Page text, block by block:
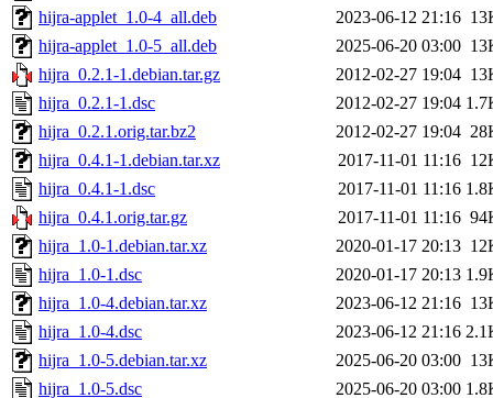
hijra-applet_1.0-4_all.deb
2023-06-12 21:16
hijra-applet_1.0-5_all.deb
2025-06-20 03:00
hijra_0.2.1-1.debian.tar.gz
2012-02-27 19:04
hijra_0.2.1-1.dsc
2012-02-27 19:04
hijra_0.2.1.orig.tar.bz2
2012-02-27 19:04
hijra_0.4.1-1.debian.tar.xz
2017-11-01 11:16
hijra_0.4.1-1.dsc
2017-11-01 11:16
hijra_0.4.1.orig.tar.gz
2017-11-01 11:16
hijra_1.0-1.debian.tar.xz
2020-01-17 20:13
hijra_1.0-1.dsc
2020-01-17 20:13
hijra_1.0-4.debian.tar.xz
2023-06-12 21:16
hijra_1.0-4.dsc
2023-06-12 21:16
hijra_1.0-5.debian.tar.xz
2025-06-20 03:00
hijra_1.0-5.dsc
2025-06-20 03:00